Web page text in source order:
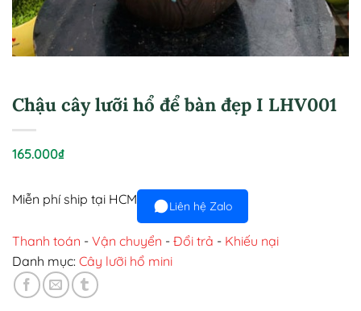
Chậu cây lưỡi hổ để bàn đẹp I LHV001
165.000₫
Liên hệ Zalo
Miễn phí ship tại HCM
Thanh toán - Vận chuyển - Đổi trả - Khiếu nại
Danh mục: Cây lưỡi hổ mini